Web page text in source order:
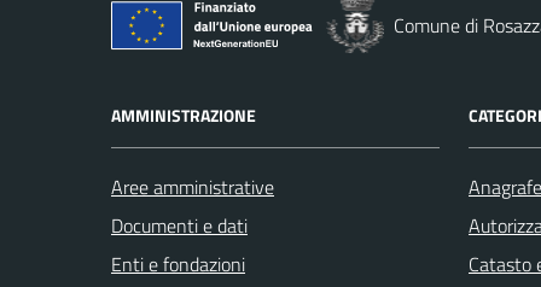
Comune di
AMMINISTRAZIONE
Aree amministrative
Documenti e dati
Enti e fondazioni
Catasto